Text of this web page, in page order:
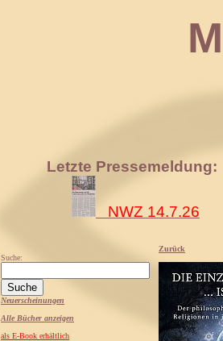
Letzte Pressemeldung:
NWZ 14.7.26
Suche:
Neuerscheinungen
Alle Bücher anzeigen
als E-Book erhältlich
Zurück